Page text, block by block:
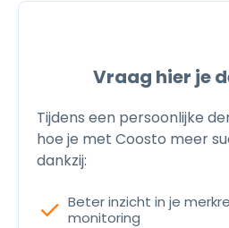
Vraag hier je
Tijdens een persoonlijke
hoe je met Coosto meer
dankzij:
check Beter inzicht in je
monitoring